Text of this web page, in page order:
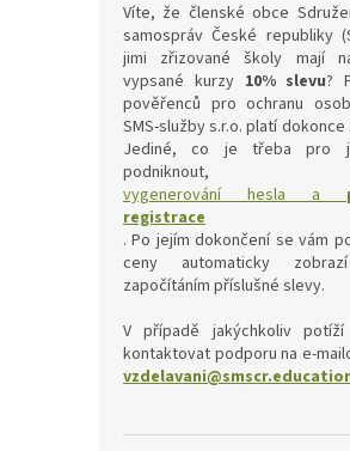
Víte, že členské obce
samospráv České republiky
jimi zřizované školy mají
vypsané kurzy 10% slevu?
pověřenců pro ochranu
SMS-služby s.r.o. platí dokonce
Jediné, co je třeba pro
vygenerování hesla a
registrace
. Po jejím dokončení se vám
ceny automaticky
započítáním příslušné slevy.
V případě jakýchkoliv potíží
kontaktovat podporu na e-